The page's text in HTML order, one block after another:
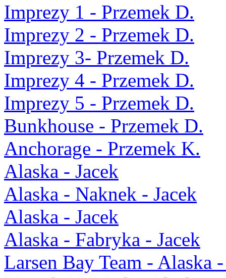
Imprezy 1 - Przemek D.
Imprezy 2 - Przemek D.
Imprezy 3- Przemek D.
Imprezy 4 - Przemek D.
Imprezy 5 - Przemek D.
Bunkhouse - Przemek D.
Anchorage - Przemek K.
Alaska - Jacek
Alaska - Naknek - Jacek
Alaska - Jacek
Alaska - Fabryka - Jacek
Larsen Bay Team - Alaska